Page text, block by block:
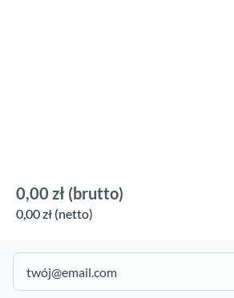
0,00 zł (brutto)
0,00 zł (netto)